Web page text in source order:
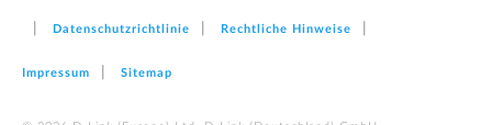
Datenschutzrichtlinie Rechtliche Hinweise
Impressum Sitemap